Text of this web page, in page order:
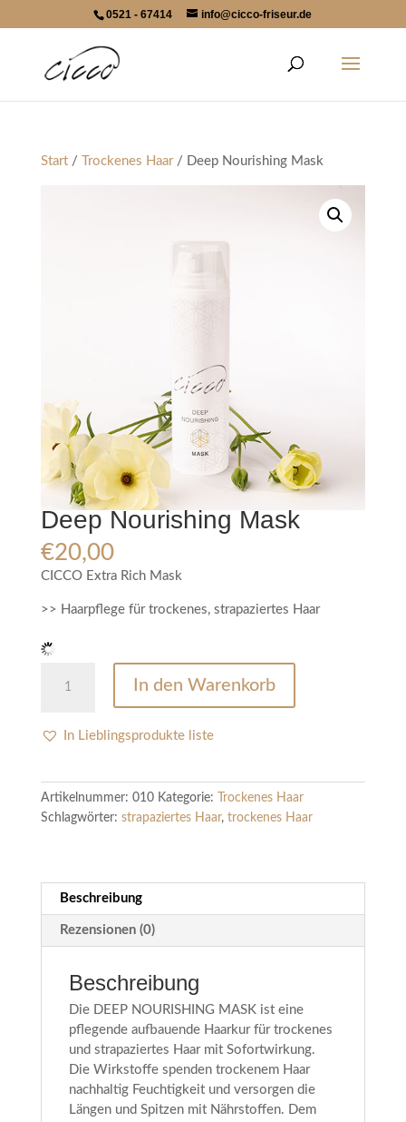
0521 - 67414 info@cicco-friseur.de
Start/ Trockenes Haar/ Deep Nourishing Mask
Deep Nourishing Mask
€20,00
CICCO Extra Rich Mask
>> Haarpflege für trockenes, strapaziertes Haar
Nourishing
Menge
In den Warenkorb
In Lieblingsprodukte liste
Artikelnummer: 010 Kategorie:
Trockenes Haar
Schlagwörter: strapaziertes Haar, trockenes Haar
Beschreibung
Rezensionen (0)
Beschreibung
Die DEEP NOURISHING MASK ist eine
pflegende aufbauende Haarkur für trockenes
und strapaziertes Haar mit Sofortwirkung.
Die Wirkstoffe spenden trockenem Haar
nachhaltig Feuchtigkeit und versorgen die
Längen und Spitzen mit Nährstoffen. Dem